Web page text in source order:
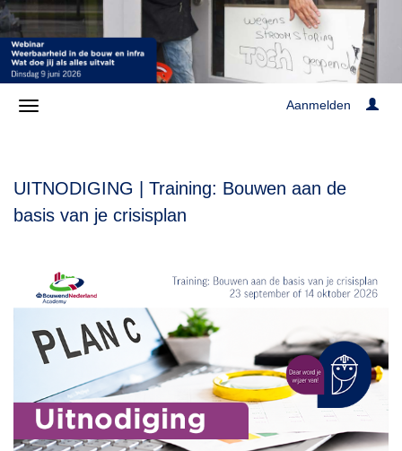
Aanmelden
UITNODIGING | Training: Bouwen aan de
basis van je crisisplan